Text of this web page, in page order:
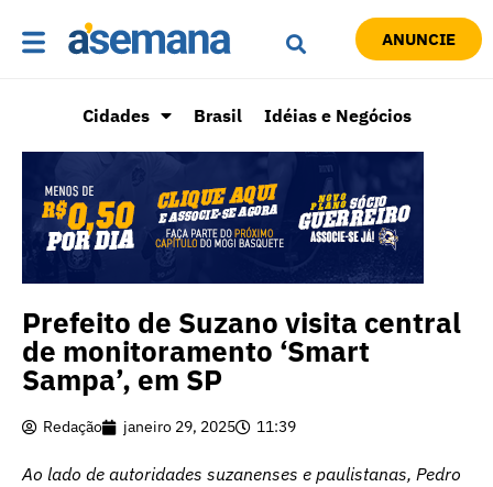
ANUNCIE
Cidades Brasil Idéias e Negócios
Prefeito de Suzano visita central
de monitoramento ‘Smart
Sampa’, em SP
Redação janeiro 29, 2025 11:39
Ao lado de autoridades suzanenses e paulistanas, Pedro